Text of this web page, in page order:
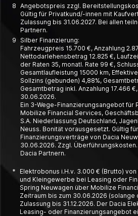
8 Angebotspreis zzgl.
Gültig für Privatkund/-innen mit
Zulassung bis 31.06.2027. Bei allen
Partnern.
9
Silber Finanzierung:
Fahrzeugpreis 15.700 €, Anzahlung
Nettodarlehensbetrag 12.825 €,
der Raten 35, monatl. Rate 99 €,
Gesamtlaufleistung 15000 km,
Sollzins (gebunden) 4,88%,
Gesamtbetrag inkl. Anzahlung 17.466
30.06.2026.
Ein 3-Wege-Finanzierungsangebot für
Mobilize Financial Services,
S.A. Niederlassung Deutschland,
Neuss. Bonität vorausgesetzt. Gültig
Finanzierungsverträge von Dacia
30.06.2026. Zzgl.
Dacia Partnern.
*
Elektrobonus i.H.v. 3.000 € (Brutto)
und Kleingewerbe bei Leasing oder
Spring Neuwagen über Mobilize
Zeitraum bis zum 30.06.2026 (solange
Zulassung bis 31.12.2026. Der Dacia
Leasing- oder Finanzierungsangebot